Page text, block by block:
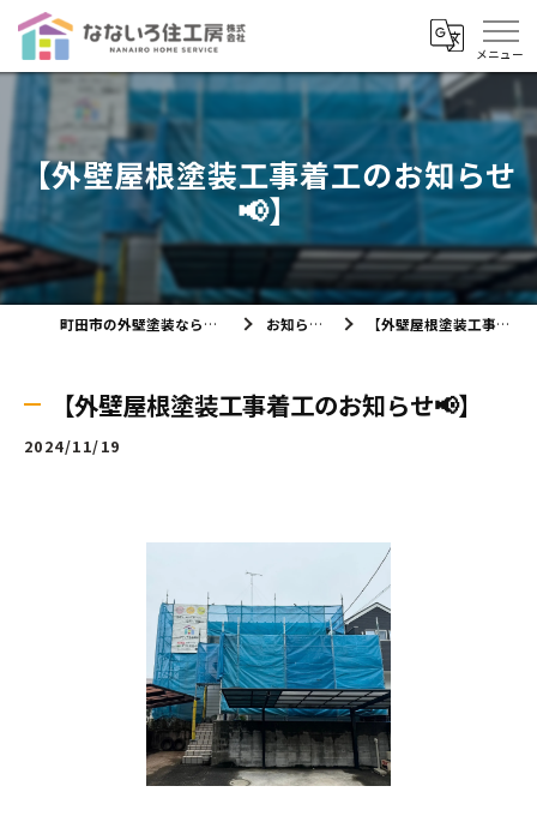
【外壁屋根塗装工事着工のお知らせ
📢】
町田市の外壁塗装ならなないろ住工房株式会社 お知らせ・ブログ 【外壁屋根塗装工事着工のお知らせ📢】
【外壁屋根塗装工事着工のお知らせ📢】
2024/11/19